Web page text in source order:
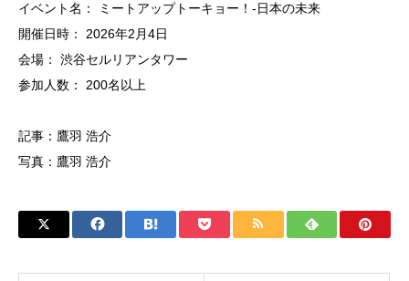
イベント名： ミートアップトーキョー！-日本の未来
開催日時： 2026年2月4日
会場： 渋谷セルリアンタワー
参加人数： 200名以上
記事：鷹羽 浩介
写真：鷹羽 浩介